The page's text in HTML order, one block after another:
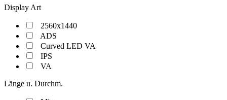
Display Art
2560x1440
ADS
Curved LED VA
IPS
VA
Länge u. Durchm.